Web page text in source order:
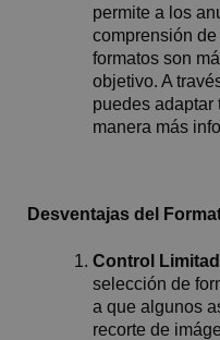
permite a los
comprensión
formatos son
objetivo. A
puedes adaptar
manera más
Desventajas del
Control
selección de
a que algunos
recorte de